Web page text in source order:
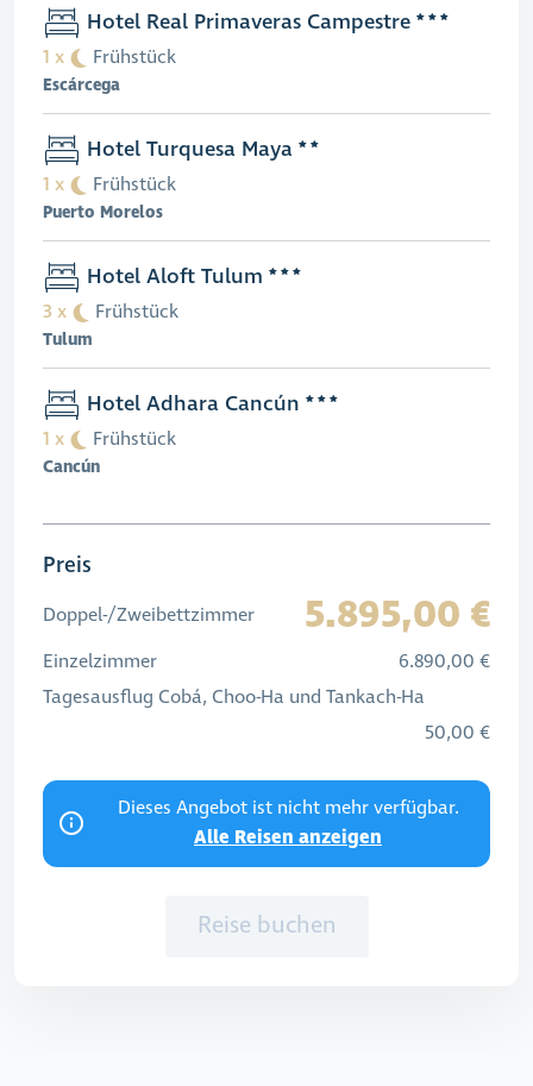
Hotel Real Primaveras Campestre
1 x Frühstück
Escárcega
Hotel Turquesa Maya
1 x Frühstück
Puerto Morelos
Hotel Aloft Tulum
3 x Frühstück
Tulum
Hotel Adhara Cancún
1 x Frühstück
Cancún
Preis
Doppel-/Zweibettzimmer 5.895,00 €
Einzelzimmer
6.890,00 €
Tagesausflug Cobá, Choo-Ha und Tankach-Ha
50,00 €
Dieses Angebot ist nicht mehr verfügbar.
Alle Reisen anzeigen
Reise buchen